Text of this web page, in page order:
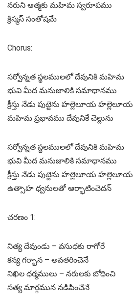
నరుని ఆత్మకు మహిమ స్వరూపము
క్రిస్మస్ సంతోషమే
Chorus:
సర్వోన్నత స్థలములలో దేవునికి మహిమ
భువి మీద మనుజాలికి సమాధానము
క్రీస్తు నేడు పుట్టెను హల్లెలూయ హల్లెలూయ
మహిమ ప్రభావము దేవునికే చెల్లును
సర్వోన్నత స్థలములలో దేవునికి మహిమ
భువి మీద మనుజాలికి సమాధానము
క్రీస్తు నేడు పుట్టెను హల్లెలూయ హల్లెలూయ
ఉత్సాహ ధ్వనులతో ఆర్భాటించెదన్
చరణం 1:
నిత్య దేవుండు – వసుధకు రాగోరే
కన్య గర్భాన – అవతరించెనే
నిఖిల ధర్మములు – నరులకు బోధించి
సత్య మార్గమున నడిపించేనే